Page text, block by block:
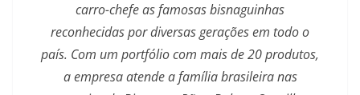
carro-chefe as famosas bisnaguinhas
reconhecidas por diversas gerações em todo o
país. Com um portfólio com mais de 20 produtos,
a empresa atende a família brasileira nas